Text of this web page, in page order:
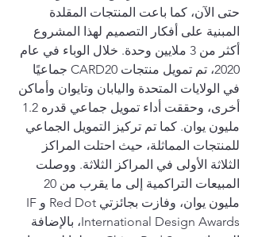
حتى الآن، كما باعت المنتجات المقلدة
المبنية على أفكار التصميم لهذا المشروع
أكثر من 3 ملايين وحدة. خلال الوباء في عام
2020، تم تمويل منتجات CARD20 جماعيًا
في الولايات المتحدة واليابان وتايوان وأماكن
مليون يوان. كما تم تركيز التمويل الجماعي
للمنتجات المماثلة، حيث احتلت المراكز
الثلاثة الأولى في المراكز الثلاثة. ووصلت
مليون يوان، وفازت بجائزتي Red Dot وIF
International Design Awards، بالإضافة